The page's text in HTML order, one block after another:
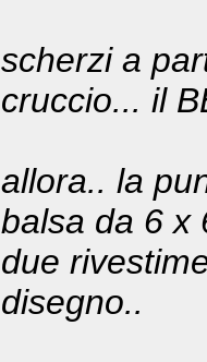
scherzi a
cruccio... il
allora.. la
balsa da 6 x
due
disegno..